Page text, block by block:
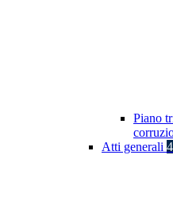
Piano
Atti generali